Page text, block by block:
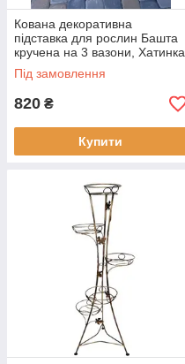
Кована декоративна
підставка для рослин Башта
кручена на 3 вазони, Хатинка
101 см
Під замовлення
820 ₴
Купити